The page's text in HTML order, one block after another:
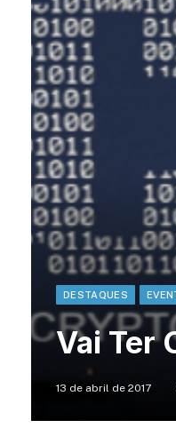
DESTAQUES
Vai Ter
13 de abril de 2017